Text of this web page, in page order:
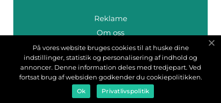
Reklame
Om oss
Cookies
Kontakt Oss
Sitemap
På vores website bruges cookies til at huske dine
indstillinger, statistik og personalisering af indhold og
annoncer. Denne information deles med tredjepart. Ved
fortsat brug af websiden godkender du cookiepolitikken.
Ok Privatlivspolitik